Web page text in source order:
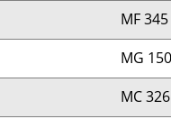
MF 345
MG 150
MC 326